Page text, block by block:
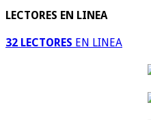
LECTORES EN LINEA
32 LECTORES EN LINEA